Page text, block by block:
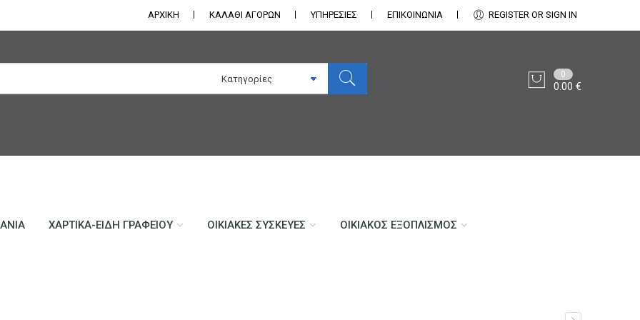
ΑΡΧΙΚΗ ΚΑΛΑΘΙ ΑΓΟΡΩΝ ΥΠΗΡΕΣΙΕΣ ΕΠΙΚΟΙΝΩΝΊΑ REGISTER OR SIGN IN
0
0.00€
ΧΑΡΤΙΚΆ-ΕΊΔΗ ΓΡΑΦΕΊΟΥ ΟΙΚΙΑΚΈΣ ΣΥΣΚΕΥΈΣ ΟΙΚΙΑΚΌΣ ΕΞΟΠΛΙΣΜΌΣ